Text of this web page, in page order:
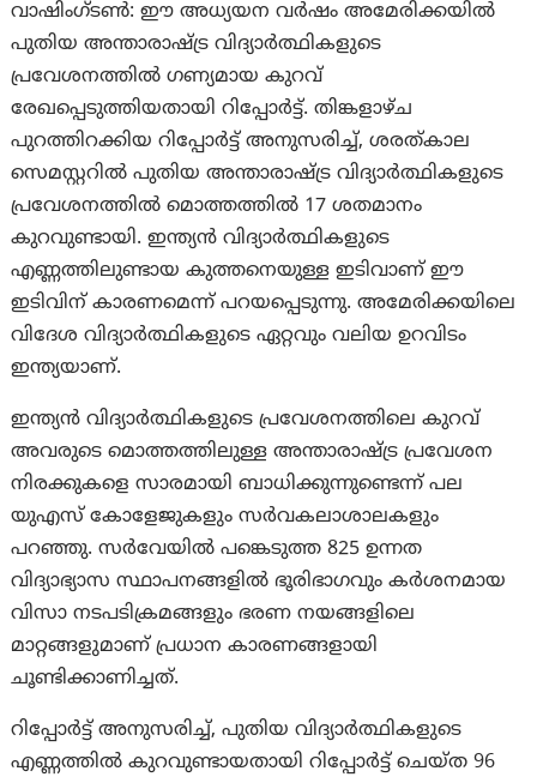
വാഷിംഗ്ടണ്‍: ഈ അധ്യയന വർഷം അമേരിക്കയില്‍
പുതിയ അന്താരാഷ്ട്ര വിദ്യാർത്ഥികളുടെ
പ്രവേശനത്തിൽ ഗണ്യമായ കുറവ്
രേഖപ്പെടുത്തിയതായി റിപ്പോര്‍ട്ട്. തിങ്കളാഴ്ച
പുറത്തിറക്കിയ റിപ്പോർട്ട് അനുസരിച്ച്, ശരത്കാല
സെമസ്റ്ററിൽ പുതിയ അന്താരാഷ്ട്ര വിദ്യാർത്ഥികളുടെ
പ്രവേശനത്തിൽ മൊത്തത്തിൽ 17 ശതമാനം
കുറവുണ്ടായി. ഇന്ത്യൻ വിദ്യാർത്ഥികളുടെ
എണ്ണത്തിലുണ്ടായ കുത്തനെയുള്ള ഇടിവാണ് ഈ
ഇടിവിന് കാരണമെന്ന് പറയപ്പെടുന്നു. അമേരിക്കയിലെ
വിദേശ വിദ്യാർത്ഥികളുടെ ഏറ്റവും വലിയ ഉറവിടം
ഇന്ത്യയാണ്.
ഇന്ത്യൻ വിദ്യാർത്ഥികളുടെ പ്രവേശനത്തിലെ കുറവ്
അവരുടെ മൊത്തത്തിലുള്ള അന്താരാഷ്ട്ര പ്രവേശന
നിരക്കുകളെ സാരമായി ബാധിക്കുന്നുണ്ടെന്ന് പല
യുഎസ് കോളേജുകളും സർവകലാശാലകളും
പറഞ്ഞു. സർവേയിൽ പങ്കെടുത്ത 825 ഉന്നത
വിദ്യാഭ്യാസ സ്ഥാപനങ്ങളിൽ ഭൂരിഭാഗവും കർശനമായ
വിസാ നടപടിക്രമങ്ങളും ഭരണ നയങ്ങളിലെ
മാറ്റങ്ങളുമാണ് പ്രധാന കാരണങ്ങളായി
ചൂണ്ടിക്കാണിച്ചത്.
റിപ്പോർട്ട് അനുസരിച്ച്, പുതിയ വിദ്യാർത്ഥികളുടെ
എണ്ണത്തിൽ കുറവുണ്ടായതായി റിപ്പോർട്ട് ചെയ്ത 96